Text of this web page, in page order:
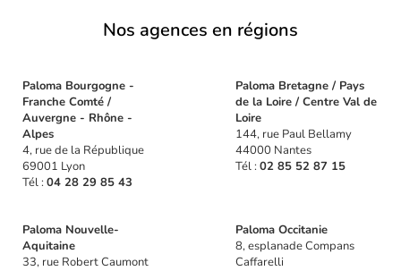
Nos agences en régions
Paloma Bourgogne -
Franche Comté /
Auvergne - Rhône -
Alpes
4, rue de la République
69001 Lyon
Tél : 04 28 29 85 43
Paloma Bretagne / Pays
de la Loire / Centre Val de
Loire
144, rue Paul Bellamy
44000 Nantes
Tél : 02 85 52 87 15
Paloma Nouvelle-
Aquitaine
33, rue Robert Caumont
Paloma Occitanie
8, esplanade Compans
Caffarelli